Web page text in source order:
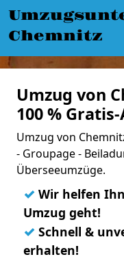
Chemnitz
Umzug von
100 %
Umzug von
- Groupage -
Überseeumzüge.
✓ Wir helfen
Umzug geht!
✓ Schnell &
erhalten!